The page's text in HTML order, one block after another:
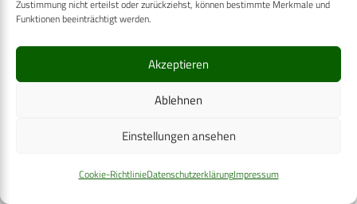
Zustimmung nicht erteilst oder zurückziehst, können bestimmte Merkmale und
Funktionen beeinträchtigt werden.
Akzeptieren
Ablehnen
Einstellungen ansehen
Cookie-RichtlinieDatenschutzerklärungImpressum
CPM EVENTS